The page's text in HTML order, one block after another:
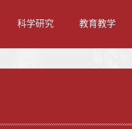
科学研究 教育教学